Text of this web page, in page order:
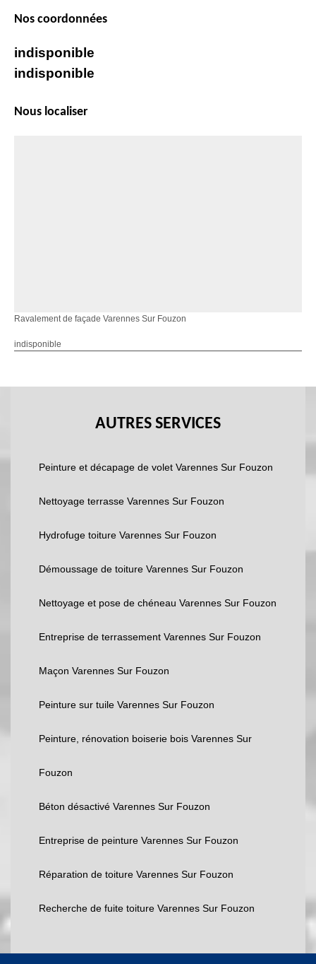
Nos coordonnées
indisponible
indisponible
Nous localiser
Ravalement de façade Varennes Sur Fouzon
indisponible
AUTRES SERVICES
Peinture et décapage de volet Varennes Sur Fouzon
Nettoyage terrasse Varennes Sur Fouzon
Hydrofuge toiture Varennes Sur Fouzon
Démoussage de toiture Varennes Sur Fouzon
Nettoyage et pose de chéneau Varennes Sur Fouzon
Entreprise de terrassement Varennes Sur Fouzon
Maçon Varennes Sur Fouzon
Peinture sur tuile Varennes Sur Fouzon
Peinture, rénovation boiserie bois Varennes Sur
Fouzon
Béton désactivé Varennes Sur Fouzon
Entreprise de peinture Varennes Sur Fouzon
Réparation de toiture Varennes Sur Fouzon
Recherche de fuite toiture Varennes Sur Fouzon